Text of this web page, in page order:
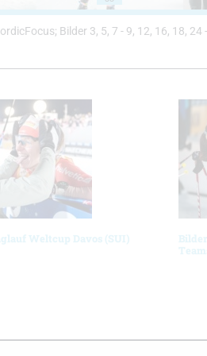
Bilder 3, 5, 7 - 9, 12, 16, 18,
Weltcup Davos (SUI)